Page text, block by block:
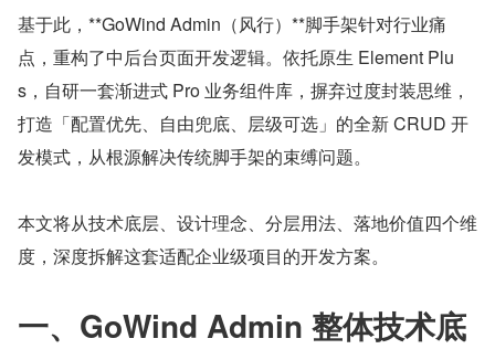
基于此，**GoWind Admin（风行）**脚手架针对行业痛
点，重构了中后台页面开发逻辑。依托原生 Element Plu
s，自研一套渐进式 Pro 业务组件库，摒弃过度封装思维，
打造「配置优先、自由兜底、层级可选」的全新 CRUD 开
发模式，从根源解决传统脚手架的束缚问题。
本文将从技术底层、设计理念、分层用法、落地价值四个维
度，深度拆解这套适配企业级项目的开发方案。
一、GoWind Admin 整体技术底